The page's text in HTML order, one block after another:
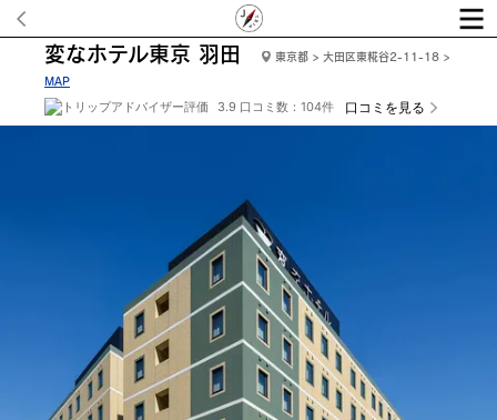
変なホテル東京 羽田 東京都 > 大田区東糀谷2-11-18 >
MAP
3.9 口コミ数：104件 口コミを見る